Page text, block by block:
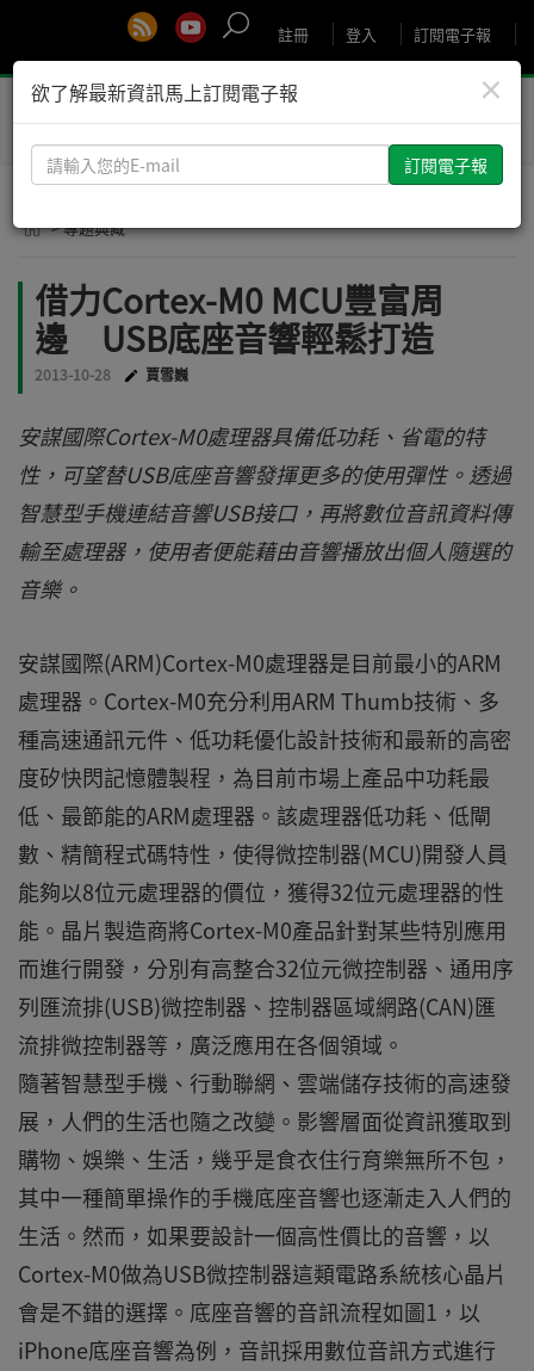
訂閱電子報
登入
註冊
Toggle
> 專題典藏
借力Cortex-M0 MCU豐富周
邊 USB底座音響輕鬆打造
2013-10-28 賈雪巍
安謀國際Cortex-M0處理器具備低功耗、省電的特
性，可望替USB底座音響發揮更多的使用彈性。透過
智慧型手機連結音響USB接口，再將數位音訊資料傳
輸至處理器，使用者便能藉由音響播放出個人隨選的
音樂。
安謀國際(ARM)Cortex-M0處理器是目前最小的ARM
處理器。Cortex-M0充分利用ARM Thumb技術、多
種高速通訊元件、低功耗優化設計技術和最新的高密
度矽快閃記憶體製程，為目前市場上產品中功耗最
低、最節能的ARM處理器。該處理器低功耗、低閘
數、精簡程式碼特性，使得微控制器(MCU)開發人員
能夠以8位元處理器的價位，獲得32位元處理器的性
能。晶片製造商將Cortex-M0產品針對某些特別應用
而進行開發，分別有高整合32位元微控制器、通用序
列匯流排(USB)微控制器、控制器區域網路(CAN)匯
流排微控制器等，廣泛應用在各個領域。
隨著智慧型手機、行動聯網、雲端儲存技術的高速發
展，人們的生活也隨之改變。影響層面從資訊獲取到
購物、娛樂、生活，幾乎是食衣住行育樂無所不包，
其中一種簡單操作的手機底座音響也逐漸走入人們的
生活。然而，如果要設計一個高性價比的音響，以
Cortex-M0做為USB微控制器這類電路系統核心晶片
會是不錯的選擇。底座音響的音訊流程如圖1，以
iPhone底座音響為例，音訊採用數位音訊方式進行
×
欲了解最新資訊馬上訂閱電子報
請
輸
您
E-
mail